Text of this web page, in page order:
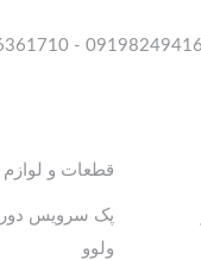
قطعات و
پک سرویس
ولوو